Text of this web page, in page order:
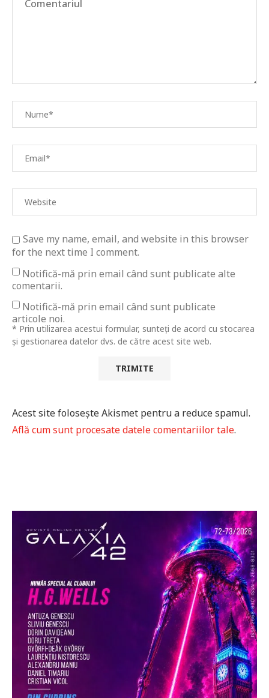
Save my name, email, and website in this browser
for the next time I comment.
Notifică-mă prin email când sunt publicate alte
comentarii.
Notifică-mă prin email când sunt publicate
articole noi.
* Prin utilizarea acestui formular, sunteți de acord cu stocarea
și gestionarea datelor dvs. de către acest site web.
Acest site folosește Akismet pentru a reduce spamul.
Află cum sunt procesate datele comentariilor tale.